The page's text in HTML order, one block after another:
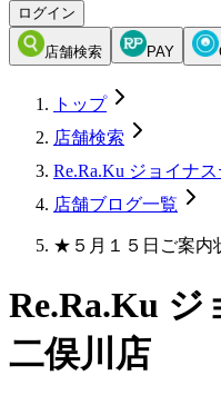
ログイン
店舗検索 PAY
トップ
店舗検索
Re.Ra.Ku ジョイナ
店舗ブログ一覧
★５月１５日ご案内
Re.Ra.Ku ジ
二俣川店